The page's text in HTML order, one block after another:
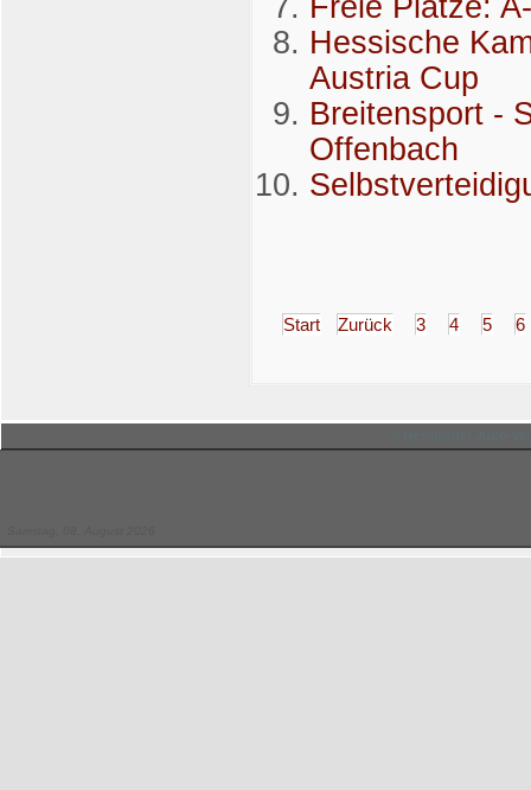
Hessische
Austria Cup
Breitensport -
Offenbach
Start Zurück 3 4 5 6